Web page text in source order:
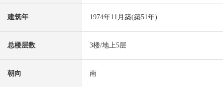
建筑年 1974年11月築(築51年)
总楼层数 3楼/地上5层
朝向 南